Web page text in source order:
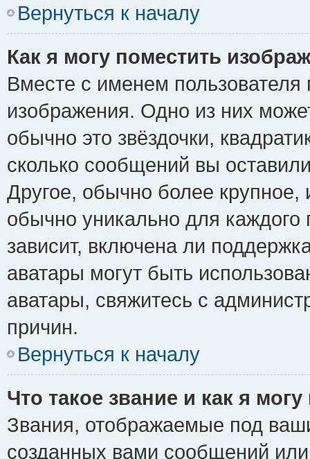
Вернуться к началу
Как я могу поместить
Вместе с именем пользователя
изображения. Одно из них
обычно это звёздочки,
сколько сообщений вы
Другое, обычно более крупное,
обычно уникально для каждого
зависит, включена ли
аватары могут быть
аватары, свяжитесь с
причин.
Вернуться к началу
Что такое звание и как я
Звания, отображаемые под
созданных вами сообщений